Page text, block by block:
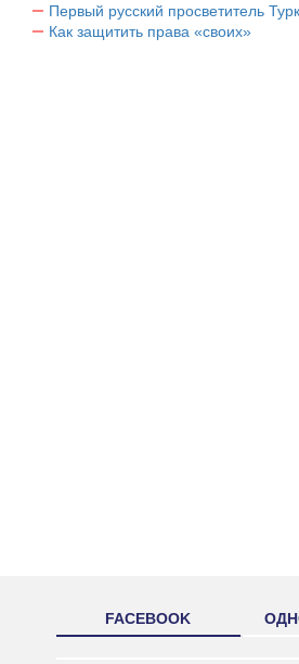
Первый русский просветитель
Как защитить права «своих»
FACEBOOK